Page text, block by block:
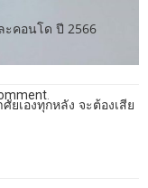
คอนโด ปี 2566
เองทุกหลัง จะต้องเสีย